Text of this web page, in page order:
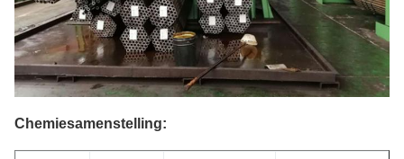
Chemiesamenstelling: